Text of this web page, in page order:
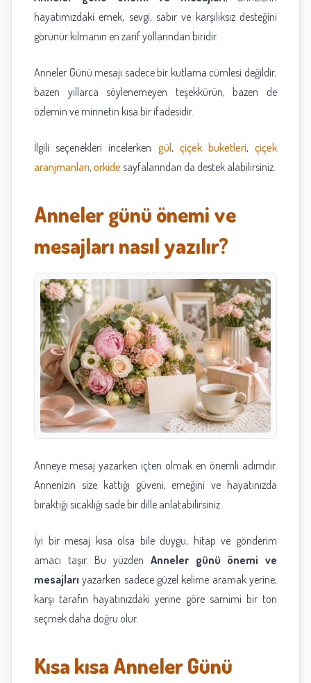
hayatımızdaki emek, sevgi, sabır ve karşılıksız desteğini
görünür kılmanın en zarif yollarından biridir.
Anneler Günü mesajı sadece bir kutlama cümlesi değildir;
bazen yıllarca söylenemeyen teşekkürün, bazen de
özlemin ve minnetin kısa bir ifadesidir.
İlgili seçenekleri incelerken gül , çiçek buketleri,çiçek
aranjmanları, orkide sayfalarından da destek alabilirsiniz.
Anneler günü önemi ve
mesajları nasıl yazılır?
Anneye mesaj yazarken içten olmak en önemli adımdır.
Annenizin size kattığı güveni, emeğini ve hayatınızda
bıraktığı sıcaklığı sade bir dille anlatabilirsiniz.
İyi bir mesaj kısa olsa bile duygu, hitap ve gönderim
amacı taşır. Bu yüzden Anneler günü önemi ve
mesajları yazarken sadece güzel kelime aramak yerine,
karşı tarafın hayatınızdaki yerine göre samimi bir ton
seçmek daha doğru olur.
Kısa kısa Anneler Günü